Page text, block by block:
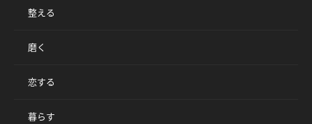
整える
磨く
恋する
暮らす